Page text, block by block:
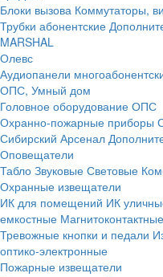
Блоки вызова Коммутаторы,
Трубки абонентские
MARSHAL
Олевс
Аудиопанели
ОПС, Умный дом
Головное оборудование ОПС
Охранно-пожарные приборы
Сибирский Арсенал
Оповещатели
Табло Звуковые Световые
Охранные извещатели
ИК для помещений ИК
емкостные
Тревожные кнопки и педали
оптико-электронные
Пожарные извещатели